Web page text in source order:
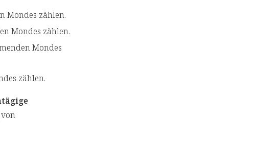
Mondes zählen.
Mondes zählen.
Mondes
zählen.